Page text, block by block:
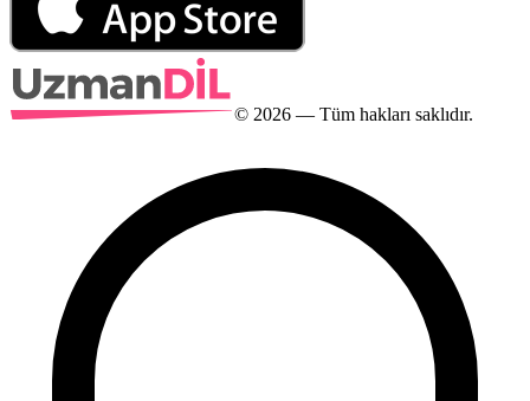
© 2026 — Tüm hakları saklıdır.